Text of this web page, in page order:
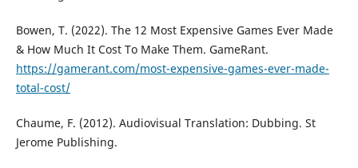
Bowen, T. (2022). The 12 Most Expensive Games Ever Made
& How Much It Cost To Make Them. GameRant.
https://gamerant.com/most-expensive-games-ever-made-
total-cost/
Chaume, F. (2012). Audiovisual Translation: Dubbing. St
Jerome Publishing.